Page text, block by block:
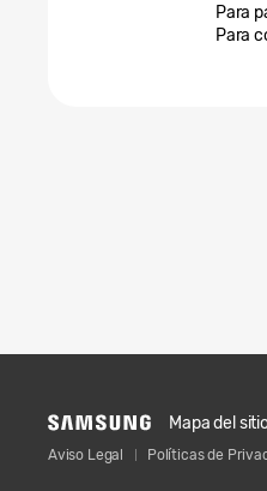
Para
Para
Mapa del
Aviso Legal Políticas de